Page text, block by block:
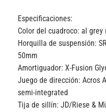
Especificaciones:
Color del cuadroco: al
Horquilla de suspensión:
50mm
Amortiguador:X-Fusion
Juego de dirección:Acros
semi-integrated
Tija de sillín:JD/Riese &